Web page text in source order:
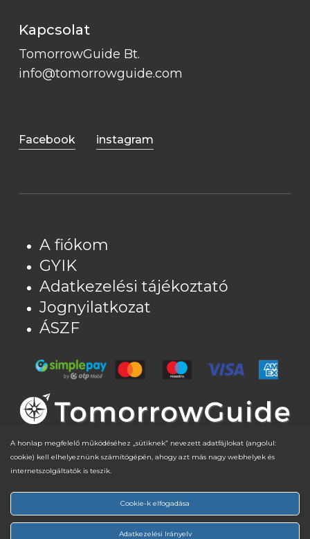
Kosár Pénztár
Kapcsolat
TomorrowGuide Bt.
info@tomorrowguide.com
Facebook instagram
A fiókom
GYIK
Adatkezelési tájékoztató
Jognyilatkozat
ÁSZF
© 2022 - 2026 |Jognyilatkozat| TomorrowGuide Bt. |
Adatkezelési tájékoztató|ÁSZF
fejlesztés:netPR.hu
A honlap megfelelő működéséhez „sütiknek” nevezett adatfájlokat (angolul:
cookie) kell elhelyeznünk számítógépén, ahogy azt más nagy webhelyek és
internetszolgáltatók is teszik.
Cookie-k elfogadása
Adatkezelési Irányelv